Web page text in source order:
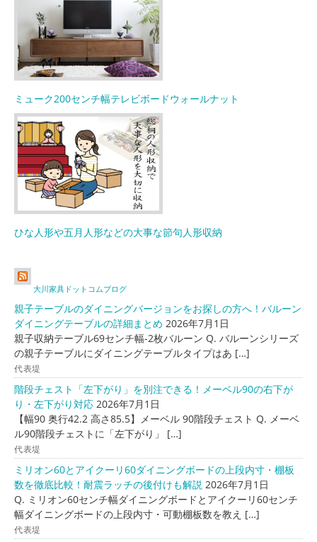
ミューク200センチ幅テレビボードウォールナット
ひな人形や五月人形などの大事な節句人形収納
大川家具ドットコムブログ
親子テーブルのダイニングバージョンをお探しの方へ！バルーン
ダイニングテーブルの詳細まとめ 2026年7月1日
親子収納テーブル69センチ幅-2枚バルーン Q. バルーンシリーズ
の親子テーブルにダイニングテーブルタイプはあ […]
代表堤
階段チェスト「左下がり」を別注できる！メーベル90の右下が
り・左下がり対応 2026年7月1日
【幅90 奥行42.2 高さ85.5】メーベル 90階段チェスト Q. メーベ
ル90階段チェストに「左下がり」 […]
代表堤
ミリオン60とアイクーリ60ダイニングボードの上段内寸・棚板
数を徹底比較！耐震ラッチの後付けも解説 2026年7月1日
Q. ミリオン60センチ幅ダイニングボードとアイクーリ60センチ
幅ダイニングボードの上段内寸・可動棚板数を教え […]
代表堤